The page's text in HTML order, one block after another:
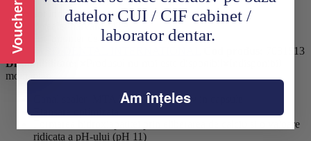
HARVARD DENTAL INTERNATIONAL
7081513
Disponibilitate:
momentan
Canal sealer MTA RootSeal bioactiv in capsule
Formarea hidroxiapatitei prin eliberarea de calciu si o valoare
ridicata a pH-ului (pH 11)
datelor CUI / CIF cabinet /
laborator dentar.
Am înțeles